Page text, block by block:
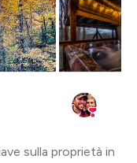
sulla proprietà in